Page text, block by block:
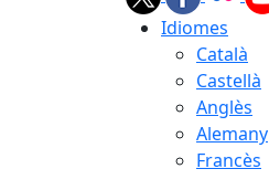
Idiomes
Català
Castellà
Anglès
Alemany
Francès